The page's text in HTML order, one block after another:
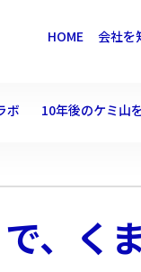
HOME 会社を
ボ 10年後のケミ山
、く